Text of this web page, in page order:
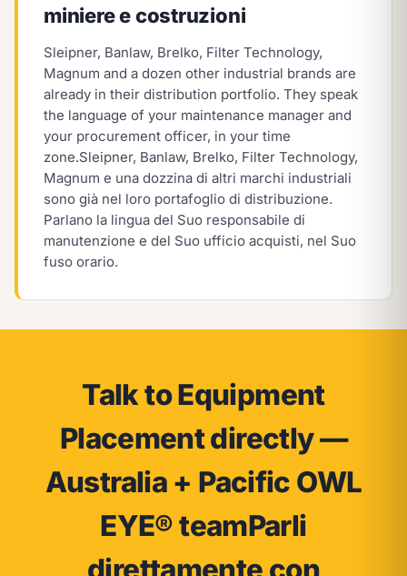
miniere e costruzioni
Sleipner, Banlaw, Brelko, Filter Technology,
Magnum and a dozen other industrial brands are
already in their distribution portfolio. They speak
the language of your maintenance manager and
your procurement officer, in your time
zone.Sleipner, Banlaw, Brelko, Filter Technology,
Magnum e una dozzina di altri marchi industriali
sono già nel loro portafoglio di distribuzione.
Parlano la lingua del Suo responsabile di
manutenzione e del Suo ufficio acquisti, nel Suo
fuso orario.
Talk to Equipment
Placement directly —
Australia + Pacific OWL
EYE® teamParli